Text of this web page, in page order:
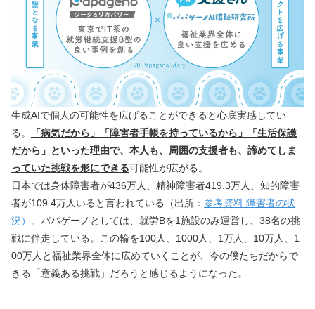
生成AIで個人の可能性を広げることができると心底実感してい
る。
「病気だから」「障害者手帳を持っているから」「生活保護
だから」といった理由で、本人も、周囲の支援者も、諦めてしま
っていた挑戦を形にできる可能性が広がる。
日本では身体障害者が436万人、精神障害者419.3万人、知的障害
者が109.4万人いると言われている（出所： 参考資料 障害者の状
況）
。パパゲーノとしては、就労Bを1施設のみ運営し、38名の挑
戦に伴走している。この輪を100人、1000人、1万人、10万人、1
00万人と福祉業界全体に広めていくことが、今の僕たちだからで
きる「意義ある挑戦」だろうと感じるようになった。